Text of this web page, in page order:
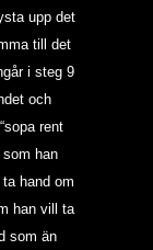
upp det
till det
i steg 9
och
rent
som han
hand om
han vill ta
som än